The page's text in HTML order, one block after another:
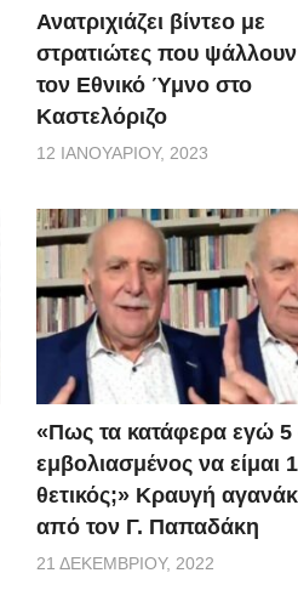
Ανατριχιάζει βίντεο με
στρατιώτες που
τον Εθνικό Ύμνο στο
Καστελόριζο
12 ΙΑΝΟΥΑΡΊΟΥ, 2023
«Πως τα κατάφερα εγώ 5
εμβoλιασμένος να είμαι
θετικός;» Κραυγή
από τον Γ. Παπαδάκη
21 ΔΕΚΕΜΒΡΊΟΥ, 2022